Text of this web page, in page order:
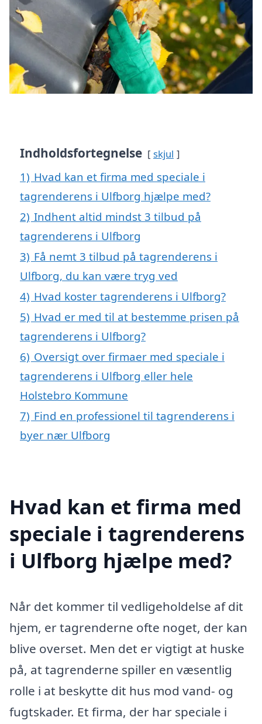
Indholdsfortegnelse skjul
1) Hvad kan et firma med speciale i
tagrenderens i Ulfborg hjælpe med?
2) Indhent altid mindst 3 tilbud på
tagrenderens i Ulfborg
3) Få nemt 3 tilbud på tagrenderens i
Ulfborg, du kan være tryg ved
4) Hvad koster tagrenderens i Ulfborg?
5) Hvad er med til at bestemme prisen på
tagrenderens i Ulfborg?
6) Oversigt over firmaer med speciale i
tagrenderens i Ulfborg eller hele
Holstebro Kommune
7) Find en professionel til tagrenderens i
byer nær Ulfborg
Hvad kan et firma med
speciale i tagrenderens
i Ulfborg hjælpe med?
Når det kommer til vedligeholdelse af dit
hjem, er tagrenderne ofte noget, der kan
blive overset. Men det er vigtigt at huske
på, at tagrenderne spiller en væsentlig
rolle i at beskytte dit hus mod vand- og
fugtskader. Et firma, der har speciale i